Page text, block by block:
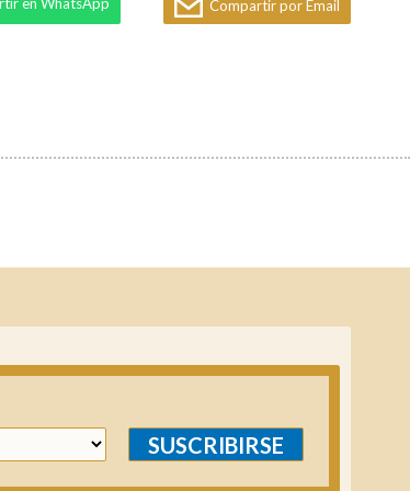
Compartir por Email
SUSCRIBIRSE